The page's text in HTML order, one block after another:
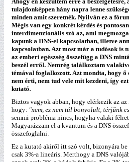
tulajdonképpen hány napra lenne
minden amit szeretnék. Nyilván ez a
Mégis van egy konkrét kérdés és
interdimenzionális szó az, ami
kapunk a DNS-el kapcsolatban, illetve
kapcsolatban. Azt most már a tudósok is
az emberi egészség összefügg a DNS
beszél erről. Nemrég találkoztam
témával foglalkozott. Azt mondta, hogy ő
nem érti, nem tud vele mit kezdeni, így
kutató.
Biztos vagyok abban, hogy elérkezik az
hogy: "nem, ez nem túl bonyolult, térjünk
semmi probléma nincs, hogyha valaki
Magyarázzam el a kvantum és a DNS
összefoglalni.
Ez a kutató akiről itt szó volt, bizonyára
csak 3%-a lineáris. Merthogy a DNS